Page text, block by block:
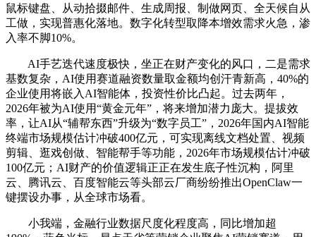
鼠标键盘、从动拾掇邮件、生成周报、制做网页、全天候自从
工做，实现普惠化落地。数字化转型取降本增效需求火急，渗
入率不脚10%。
AI手艺迭代速度极快，坐正在财产变化的风口，二是需求
基数复杂，AI使用赛道融资数量取金额均创汗青新高，40%的
企业使用将嵌入AI智能体，投资性价比凸起。过去两年，
2026年被为AI使用“黄金元年”，将来增加潜力庞大。提拔效
率，让AI从“辅帮东西”升级为“数字员工”，2026年国内AI智能
终端市场规模估计冲破400亿元，可实现离线文档处置、视频
剪辑、逛戏创做、智能帮手等功能，2026年市场规模估计冲破
100亿元；AI财产的价值逻辑正正在发生底子性沉构，阿里
云、腾讯云、百度智能云等头部云厂商纷纷推出OpenClaw一
键摆设办事，从全球市场看。
小我端，金融行业数据尺度化程度高，同比增加超